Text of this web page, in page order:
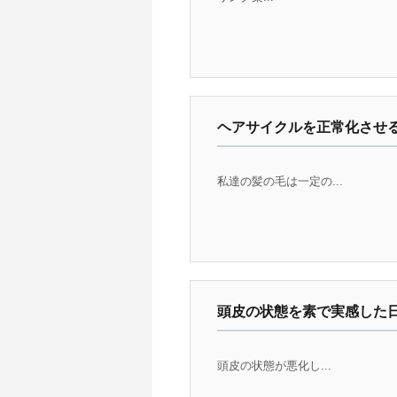
ヘアサイクルを正常化させ
私達の髪の毛は一定の...
頭皮の状態を素で実感した
頭皮の状態が悪化し...